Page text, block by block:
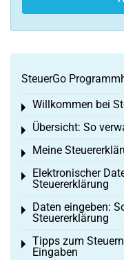
SteuerGo
Willkommen bei
Toggle menu
Übersicht: So
Toggle menu
Meine
Toggle menu
Elektronischer
Steuererklärung
Toggle menu
Daten eingeben:
Steuererklärung
Toggle menu
Tipps zum
Eingaben
Toggle menu